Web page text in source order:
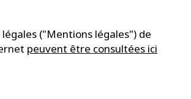
("Mentions légales") de
peuvent être consultées ici